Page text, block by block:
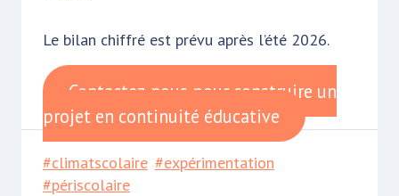
Le bilan chiffré est prévu après l’été 2026.
Contactez-nous pour construire un
projet en continuité éducative
#climatscolaire #expérimentation
#périscolaire